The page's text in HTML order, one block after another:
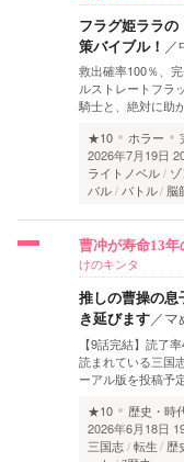
フラグ姫ララ
策バイブル！ ／
救出確率100％、
ルストレートフラ
騎士と、絶対に助
★10
ホラー
2026年7月19日
ライトノベル
バル バトル 脳
曹冲が寿命13年
けのキンタ
推しの曹操の息
き延びます／マ
【9話完結】読了
読まれている三国
ーアル版を投稿予
★10
歴史・時
2026年6月18日
三国志 転生 歴